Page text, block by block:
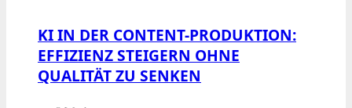
KI IN DER CONTENT-PRODUKTION:
EFFIZIENZ STEIGERN OHNE
QUALITÄT ZU SENKEN